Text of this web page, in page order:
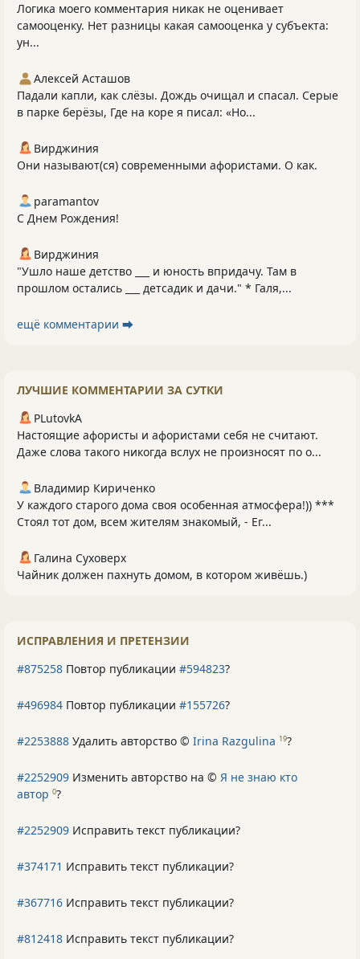
Логика моего комментария никак не оценивает
самооценку. Нет разницы какая самооценка у субъекта:
ун...
Алексей Асташов
Падали капли, как слёзы. Дождь очищал и спасал. Серые
в парке берёзы, Где на коре я писал: «Но...
Вирджиния
Они называют(ся) современными афористами. О как.
paramantov
С Днем Рождения!
Вирджиния
"Ушло наше детство ___ и юность впридачу. Там в
прошлом остались ___ детсадик и дачи." * Галя,...
ещё комментарии ⮕
ЛУЧШИЕ КОММЕНТАРИИ ЗА СУТКИ
PLutоvkА
Настоящие афористы и афористами себя не считают.
Даже слова такого никогда вслух не произносят по о...
Владимир Кириченко
У каждого старого дома своя особенная атмосфера!)) ***
Стоял тот дом, всем жителям знакомый, - Ег...
Галина Суховерх
Чайник должен пахнуть домом, в котором живёшь.)
ИСПРАВЛЕНИЯ И ПРЕТЕНЗИИ
#875258 Повтор публикации #594823?
#496984 Повтор публикации #155726?
#2253888 Удалить авторство © Irina Razgulina 19?
#2252909 Изменить авторство на © Я не знаю кто
автор 0?
#2252909 Исправить текст публикации?
#374171 Исправить текст публикации?
#367716 Исправить текст публикации?
#812418 Исправить текст публикации?